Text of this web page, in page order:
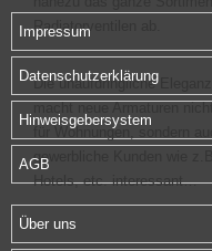
Radiatorventilen ab.
Die unaufdringliche Eleganz
für Wohnungen, sondern
gewerbliche Kunden wie z.B.
Hotels, etc. interessant…
Impressum
Datenschutzerklärung
Hinweisgebersystem
AGB
Über uns